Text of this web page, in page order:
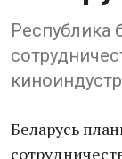
Республика
Беларусь